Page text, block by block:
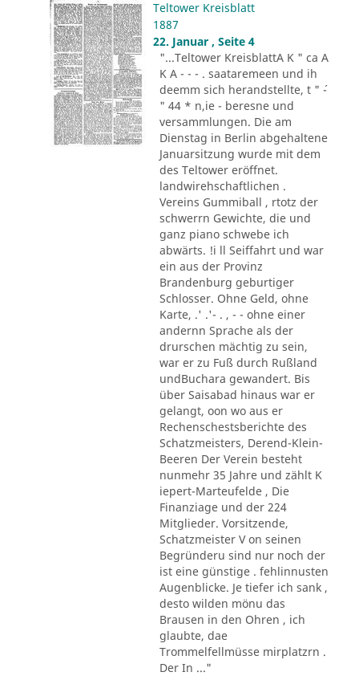
Teltower Kreisblatt
1887
22. Januar , Seite 4
"...Teltower KreisblattA K " ca A
K A - - - . saataremeen und ih
deemm sich herandstellte, t " ´-
" 44 * n,ie - beresne und
versammlungen. Die am
Dienstag in Berlin abgehaltene
Januarsitzung wurde mit dem
des Teltower eröffnet.
landwirehschaftlichen .
Vereins Gummiball , rtotz der
schwerrn Gewichte, die und
ganz piano schwebe ich
abwärts. !i ll Seiffahrt und war
ein aus der Provinz
Brandenburg geburtiger
Schlosser. Ohne Geld, ohne
Karte, .' .'- . , - - ohne einer
andernn Sprache als der
drurschen mächtig zu sein,
war er zu Fuß durch Rußland
undBuchara gewandert. Bis
über Saisabad hinaus war er
gelangt, oon wo aus er
Rechenschestsberichte des
Schatzmeisters, Derend-Klein-
Beeren Der Verein besteht
nunmehr 35 Jahre und zählt K
iepert-Marteufelde , Die
Finanziage und der 224
Mitglieder. Vorsitzende,
Schatzmeister V on seinen
Begründeru sind nur noch der
ist eine günstige . fehlinnusten
Augenblicke. Je tiefer ich sank ,
desto wilden mönu das
Brausen in den Ohren , ich
glaubte, dae
Trommelfellmüsse mirplatzrn .
Der In ..."